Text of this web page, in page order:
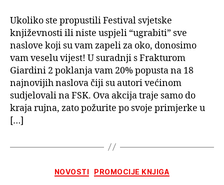
Ukoliko ste propustili Festival svjetske
književnosti ili niste uspjeli “ugrabiti” sve
naslove koji su vam zapeli za oko, donosimo
vam veselu vijest! U suradnji s Frakturom
Giardini 2 poklanja vam 20% popusta na 18
najnovijih naslova čiji su autori većinom
sudjelovali na FSK. Ova akcija traje samo do
kraja rujna, zato požurite po svoje primjerke u
[…]
Kategorije
NOVOSTI PROMOCIJE KNJIGA